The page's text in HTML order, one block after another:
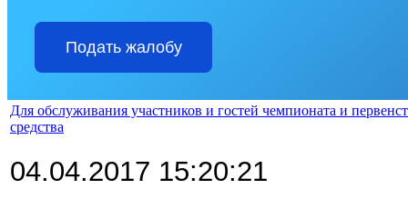
Подать жалобу
Для обслуживания участников и гостей чемпионата и
средства
04.04.2017 15:20:21